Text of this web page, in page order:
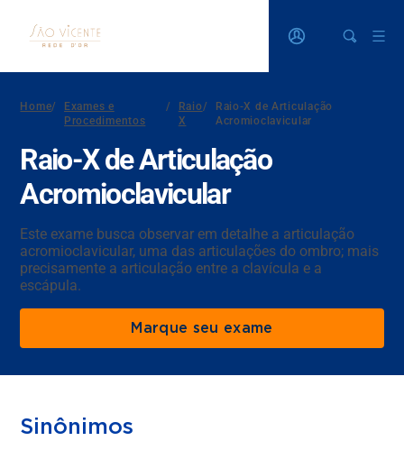
Home/
Exames e
Procedimentos
/
Raio
X
/
Raio-X de Articulação
Acromioclavicular
Raio-X de Articulação
Acromioclavicular
Este exame busca observar em detalhe a articulação
acromioclavicular, uma das articulações do ombro; mais
precisamente a articulação entre a clavícula e a
escápula.
Marque seu exame
Sinônimos